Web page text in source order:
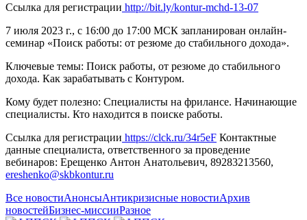
Ссылка для регистрации http://bit.ly/kontur-mchd-13-07
7 июля 2023 г., с 16:00 до 17:00 МСК запланирован онлайн-
семинар «Поиск работы: от резюме до стабильного дохода».
Ключевые темы: Поиск работы, от резюме до стабильного
дохода. Как зарабатывать с Контуром.
Кому будет полезно: Специалисты на фрилансе. Начинающие
специалисты. Кто находится в поиске работы.
Ссылка для регистрации https://clck.ru/34r5eF Контактные
данные специалиста, ответственного за проведение
вебинаров: Ерещенко Антон Анатольевич, 89283213560,
ereshenko@skbkontur.ru
Все новостиАнонсыАнтикризисные новостиАрхив
новостейБизнес-миссииРазное